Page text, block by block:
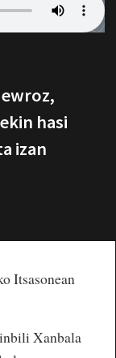
hasi
izan
Itsasonean
Xanbala